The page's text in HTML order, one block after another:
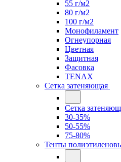
55 г/м2
80 г/м2
100 г/м2
Монофиламент
Огнеупорная
Цветная
Защитная
Фасовка
TENAX
Сетка затеняющая
Сетка
30-35%
50-55%
75-80%
Тенты